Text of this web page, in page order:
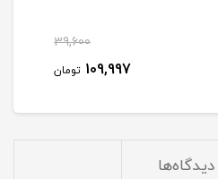
39,600
109,997 تومان
دیدگاه‌ها